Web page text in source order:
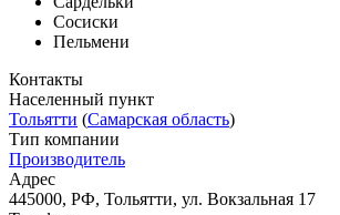
Сосиски
Пельмени
Контакты
Населенный пункт
Тольятти (Самарская область)
Тип компании
Производитель
Адрес
445000, РФ, Тольятти, ул. Вокзальная 17